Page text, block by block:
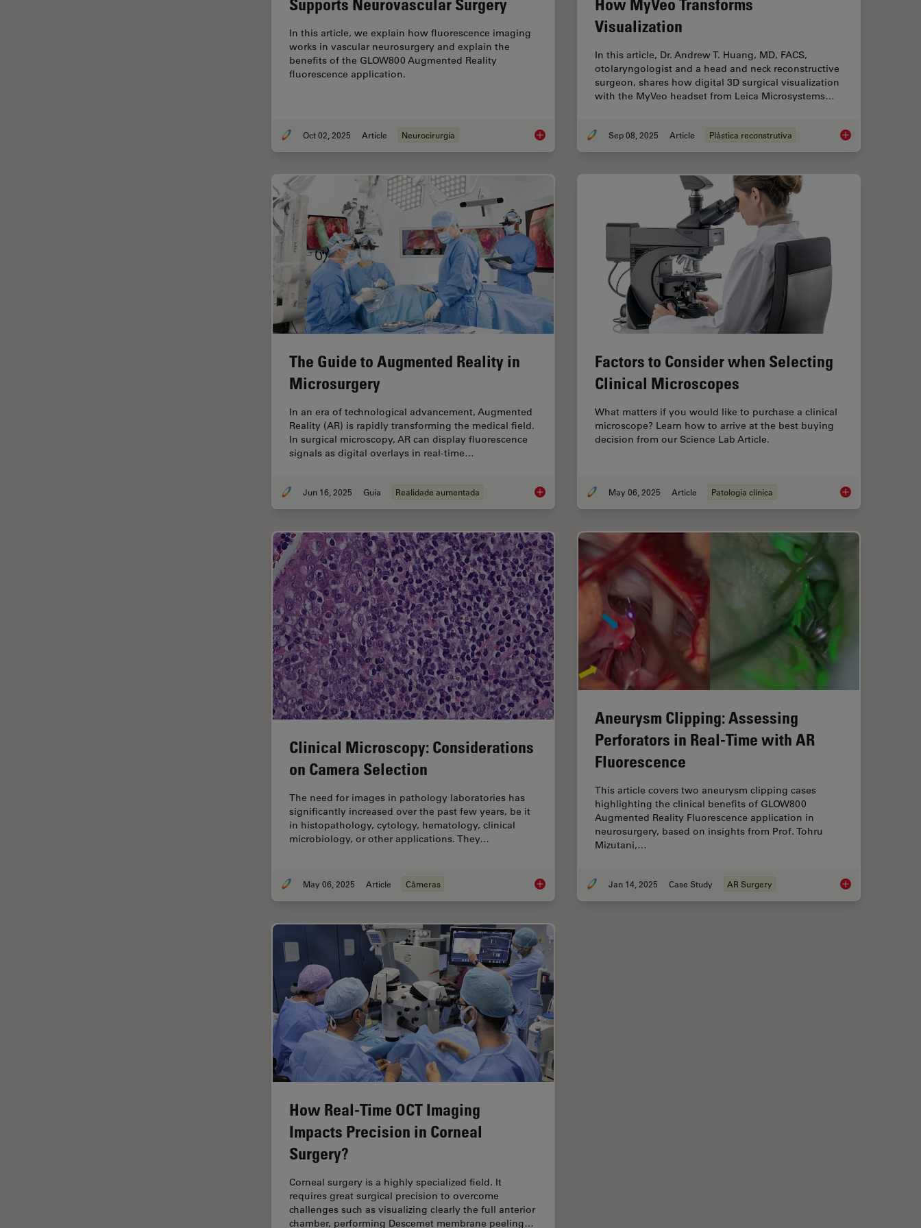
In this article, we explain how fluorescence imaging
works in vascular neurosurgery and explain the
benefits of the GLOW800 Augmented Reality
fluorescence application.
Oct 02, 2025 Article Neurocirurgia How AR Fluorescence Imaging Supports Neurovascular Surgery
Visualization
In this article, Dr. Andrew T. Huang, MD, FACS,
otolaryngologist and a head and neck reconstructive
surgeon, shares how digital 3D surgical visualization
with the MyVeo headset from Leica Microsystems…
Sep 08, 2025 Article Plástica reconstrutiva A Microvascular
The Guide to Augmented Reality in
Microsurgery
In an era of technological advancement, Augmented
Reality (AR) is rapidly transforming the medical field.
In surgical microscopy, AR can display fluorescence
signals as digital overlays in real-time…
Jun 16, 2025 Guia Realidade aumentada The Guide to Augmented Reality in Microsurgery
Factors to Consider when Selecting
Clinical Microscopes
What matters if you would like to purchase a clinical
microscope? Learn how to arrive at the best buying
decision from our Science Lab Article.
May 06, 2025 Article Patologia clínica Factors to Consider
Clinical Microscopy: Considerations
on Camera Selection
The need for images in pathology laboratories has
significantly increased over the past few years, be it
in histopathology, cytology, hematology, clinical
microbiology, or other applications. They…
May 06, 2025 Article Câmeras Clinical Microscopy: Considerations on Camera Selection
Aneurysm Clipping: Assessing
Perforators in Real-Time with AR
Fluorescence
This article covers two aneurysm clipping cases
highlighting the clinical benefits of GLOW800
Augmented Reality Fluorescence application in
neurosurgery, based on insights from Prof. Tohru
Mizutani,…
Jan 14, 2025 Case Study AR Surgery Aneurysm Clipping:
How Real-Time OCT Imaging
Impacts Precision in Corneal
Surgery?
Corneal surgery is a highly specialized field. It
requires great surgical precision to overcome
challenges such as visualizing clearly the full anterior
chamber, performing Descemet membrane peeling…